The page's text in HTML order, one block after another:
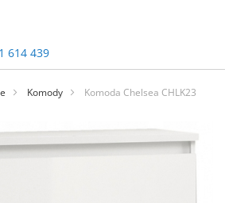
614 439
Komody Komoda Chelsea CHLK23